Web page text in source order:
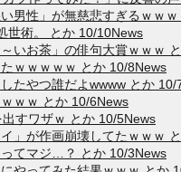
男性」が無慈悲すぎるｗｗ
世術。 とか 10/10News
いお茶」の俳句大賞ｗｗｗ
ｗｗｗｗｗ とか 10/8News
たやつ誰だよwwww とか 10/
ｗｗ とか 10/6News
すワザｗ とか 10/5News
」が作画崩壊してたｗｗｗ
てマジ…？ とか 10/3News